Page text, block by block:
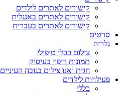
קישורים לאתרים לילדים
קישורים לאתרים באנגלית
קישורים לאתרים בעברית
סרטים
גלריה
צילום ככלי טיפולי
תמונות ריפוי בעיסוק
חגית ואנו צילום בגובה העיניים
פעילויות לילדים
כללי